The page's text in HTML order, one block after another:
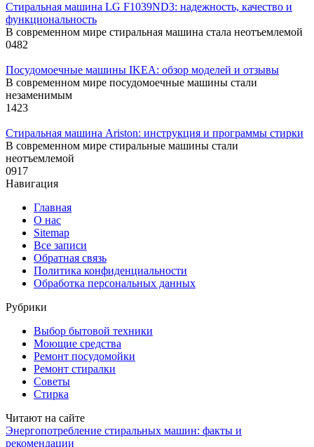
Стиральная машина LG F1039ND3: надежность, качество и
функциональность
В современном мире стиральная машина стала неотъемлемой
0482
Посудомоечные машины IKEA: обзор моделей и отзывы
В современном мире посудомоечные машины стали
незаменимым
1423
Стиральная машина Ariston: инструкция и программы стирки
В современном мире стиральные машины стали
неотъемлемой
0917
Навигация
Главная
О нас
Sitemap
Все записи
Обратная связь
Политика конфиденциальности
Обработка персональных данных
Рубрики
Выбор бытовой техники
Моющие средства
Ремонт посудомойки
Ремонт стиралки
Советы
Стирка
Читают на сайте
Энергопотребление стиральных машин: факты и
рекомендации